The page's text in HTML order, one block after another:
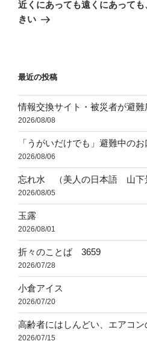
ー
シ
投
近くにあっても遠くにあって
きい
最近の投稿
情報交換サイト・被災者が避難
2026/08/08
「うがいだけでも」避難中の
2026/08/06
忘れ水 （美人の日本語 山下
2026/08/05
玉露
2026/08/01
折々のことば 3659
2026/07/28
小倉アイス
2026/07/20
高齢者にはしんどい、エアコン
2026/07/15